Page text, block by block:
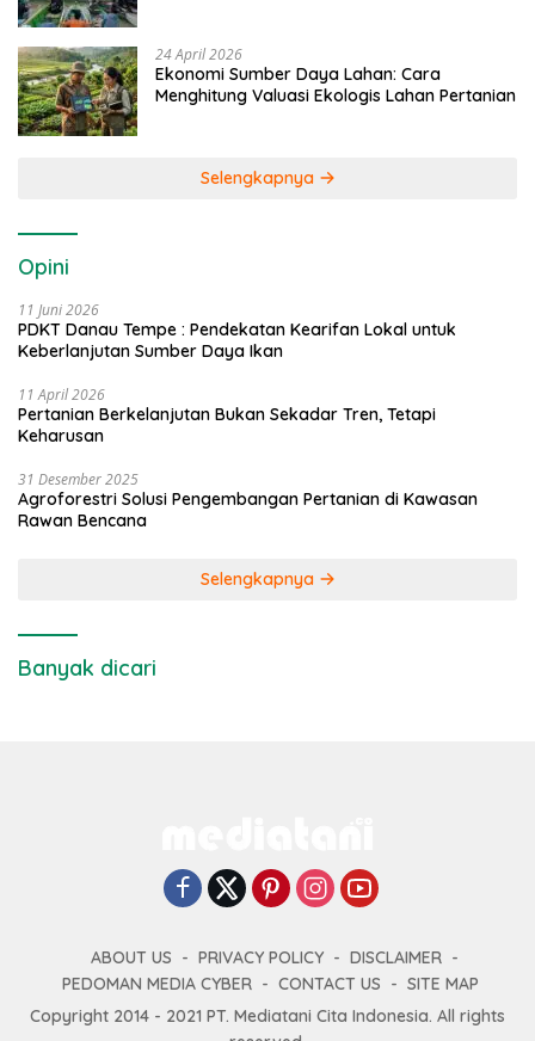
24 April 2026
Ekonomi Sumber Daya Lahan: Cara
Menghitung Valuasi Ekologis Lahan Pertanian
Selengkapnya
Opini
11 Juni 2026
PDKT Danau Tempe : Pendekatan Kearifan Lokal untuk
Keberlanjutan Sumber Daya Ikan
11 April 2026
Pertanian Berkelanjutan Bukan Sekadar Tren, Tetapi
Keharusan
31 Desember 2025
Agroforestri Solusi Pengembangan Pertanian di Kawasan
Rawan Bencana
Selengkapnya
Banyak dicari
ABOUT US PRIVACY POLICY
DISCLAIMER
PEDOMAN MEDIA CYBER
CONTACT US
SITE MAP
Copyright 2014 - 2021 PT. Mediatani Cita Indonesia. All rights